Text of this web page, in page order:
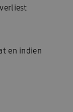
en indien